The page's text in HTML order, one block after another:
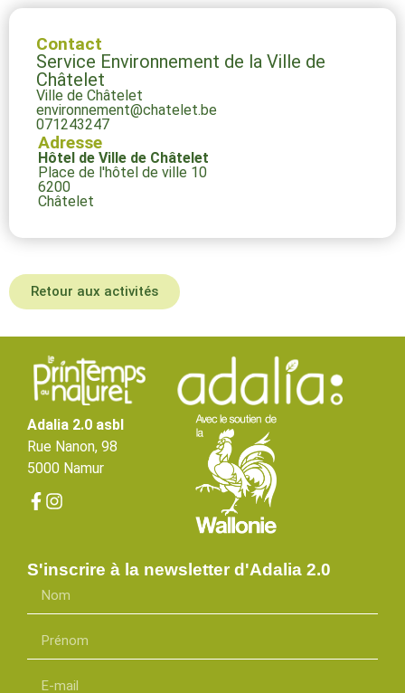
Contact
Service Environnement de la Ville de
Châtelet
Ville de Châtelet
environnement@chatelet.be
071243247
Adresse
Hôtel de Ville de Châtelet
Place de l'hôtel de ville 10
6200
Châtelet
Retour aux activités
Adalia 2.0 asbl
Rue Nanon, 98
5000 Namur
S'inscrire à la newsletter d'Adalia 2.0